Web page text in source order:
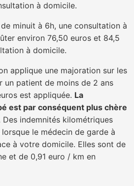
à domicile.
minuit à 6h, une consultation à
environ 76,50 euros et 84,5
à domicile.
applique une majoration sur les
un patient de moins de 2 ans
est appliquée. La
est par conséquent plus chère
Des indemnités kilométriques
le médecin de garde à
à votre domicile. Elles sont de
et de 0,91 euro / km en